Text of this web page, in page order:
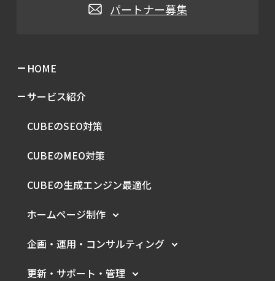
パートナー募集
HOME
サービス紹介
CUBEのSEO対策
CUBEのMEO対策
CUBEの生成エンジン最適化
ホームページ制作
企画・運用・ コンサルティング
更新・サポート・管理